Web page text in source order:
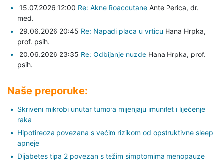
15.07.2026 12:00 Re: Akne Roaccutane Ante Perica, dr.
med.
29.06.2026 20:45 Re: Napadi placa u vrticu Hana Hrpka,
prof. psih.
20.06.2026 23:35 Re: Odbijanje nuzde Hana Hrpka, prof.
psih.
Naše preporuke:
Skriveni mikrobi unutar tumora mijenjaju imunitet i liječenje
raka
Hipotireoza povezana s većim rizikom od opstruktivne sleep
apneje
Dijabetes tipa 2 povezan s težim simptomima menopauze